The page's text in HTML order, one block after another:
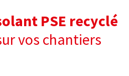
PSE recyclé
vos chantiers